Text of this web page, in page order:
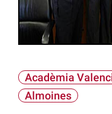
Acadèmia
Almoines